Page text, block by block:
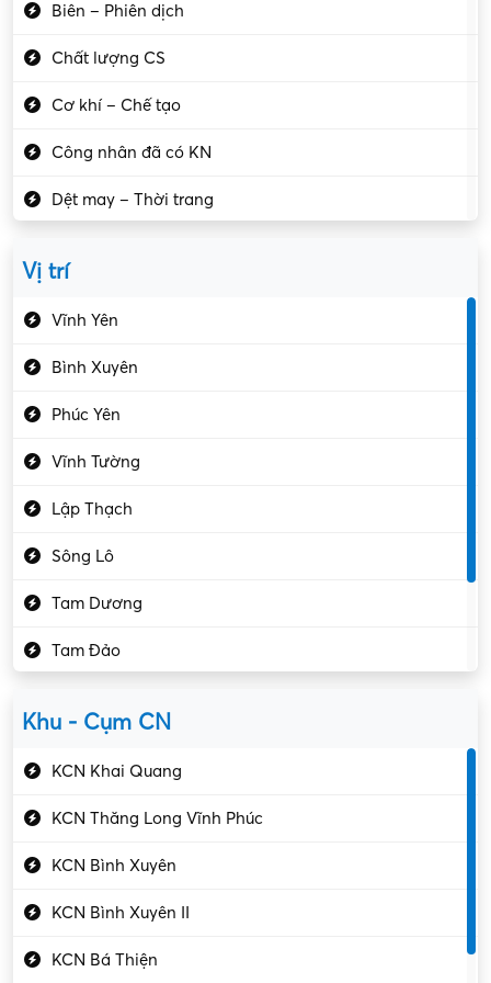
Biên – Phiên dịch
Chất lượng CS
Cơ khí – Chế tạo
Công nhân đã có KN
Dệt may – Thời trang
Kiểm soát chất lượng
Kỹ sư cơ khí
Kỹ sư điện
Kỹ thuật cao
Kỹ thuật mạng – IT
Làm bán thời gian
Lao động phổ thông
Vị trí
Vĩnh Yên
Bình Xuyên
Phúc Yên
Vĩnh Tường
Lập Thạch
Sông Lô
Tam Dương
Tam Đảo
Khu - Cụm CN
KCN Khai Quang
KCN Thăng Long Vĩnh Phúc
KCN Bình Xuyên
KCN Bình Xuyên II
KCN Bá Thiện